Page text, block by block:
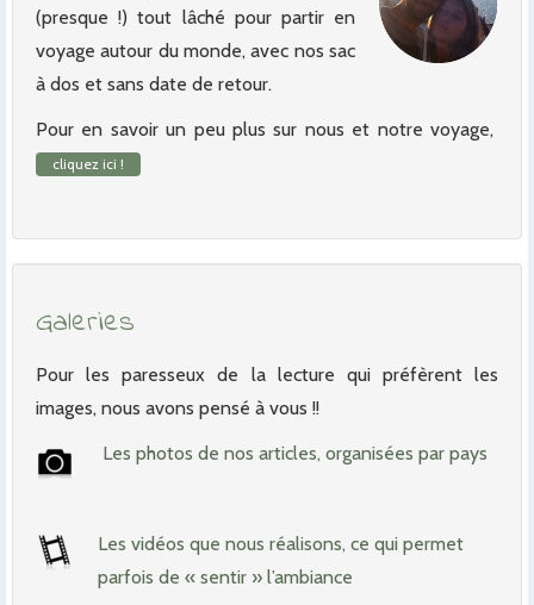
(presque !) tout lâché pour partir en
voyage autour du monde, avec nos sac
à dos et sans date de retour.
Pour en savoir un peu plus sur nous et notre voyage,
cliquez ici !
Galeries
Pour les paresseux de la lecture qui préfèrent les
images, nous avons pensé à vous !!
Les photos de nos articles, organisées par pays
Les vidéos que nous réalisons, ce qui permet
parfois de « sentir » l’ambiance